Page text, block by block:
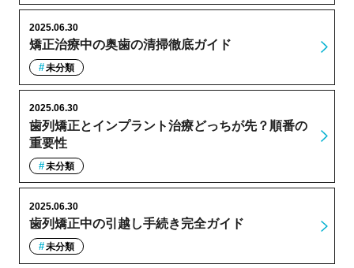
矯正治療中の奥歯の清掃徹底ガイド
2025.06.30
未分類
歯列矯正とインプラント治療どっちが先？順番の
重要性
2025.06.30
未分類
歯列矯正中の引越し手続き完全ガイド
2025.06.30
未分類